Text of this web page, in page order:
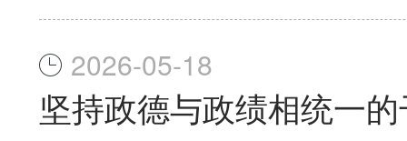
2026-05-18
坚持政德与政绩相统一